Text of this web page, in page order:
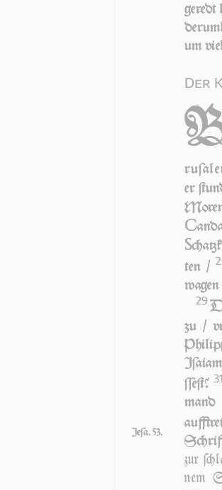
um
Der
er
C
S
ten /
Jeſa. 53.
29
zu /
ſſeſt?
zur
nem